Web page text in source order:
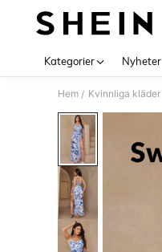
Kategorier Nyheter
Hem / Kvinnliga kläder